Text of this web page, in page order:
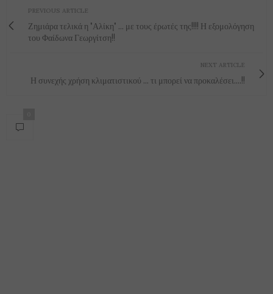
PREVIOUS ARTICLE
Ζημιάρα τελικά η "Αλίκη" ... με τους έρωτές της!!!! Η εξομολόγηση
του Φαίδωνα Γεωργίτση!!
NEXT ARTICLE
Η συνεχής χρήση κλιματιστικού ... τι μπορεί να προκαλέσει....!!